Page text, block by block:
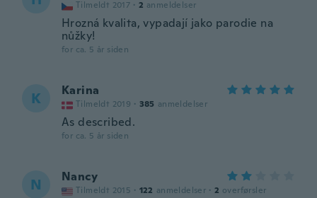
Tilmeldt 2017 · 2 anmeldelser
Hrozná kvalita, vypadají jako parodie na
nůžky!
for ca. 5 år siden
K Karina
Tilmeldt 2019 · 385 anmeldelser
As described.
for ca. 5 år siden
N Nancy
Tilmeldt 2015 · 122 anmeldelser · 2 overførsler